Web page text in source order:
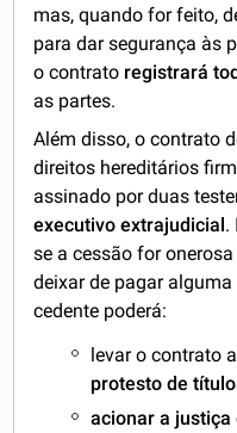
mas, quando for feito,
para dar segurança às
o contrato registrará
as partes.
Além disso, o contrato
direitos hereditários
assinado por duas
executivo extrajudicial .
se a cessão for
deixar de pagar
cedente poderá:
levar o contrato
protesto de
acionar a